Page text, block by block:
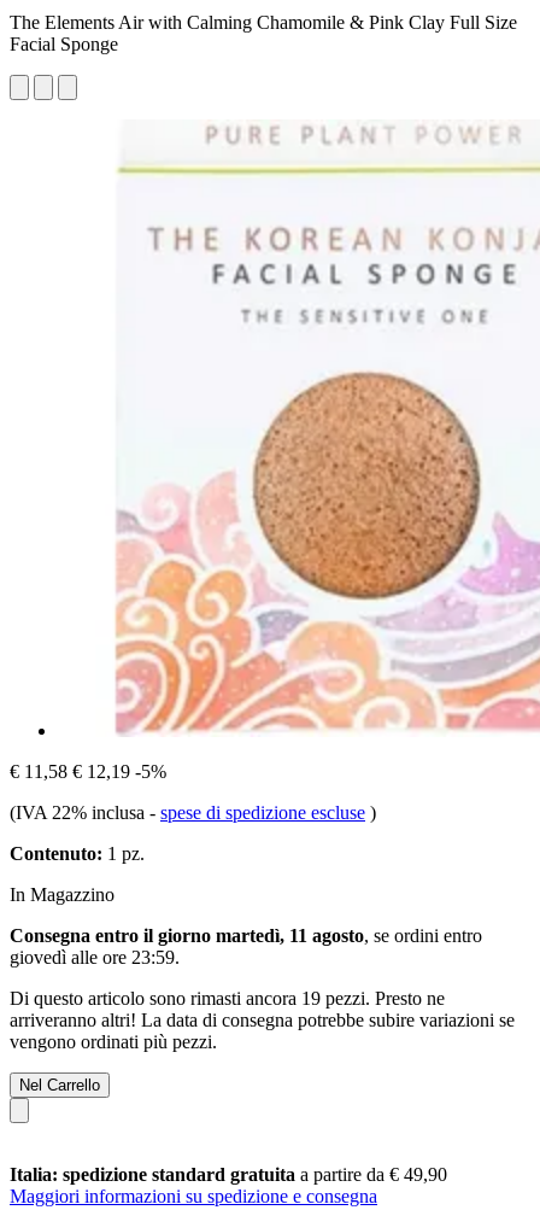
The Elements Air with Calming Chamomile & Pink Clay Full Size
Facial Sponge
€ 11,58 € 12,19 -5%
(IVA 22% inclusa - spese di spedizione escluse )
Contenuto: 1 pz.
In Magazzino
Consegna entro il giorno martedì, 11 agosto, se ordini entro
giovedì alle ore 23:59.
Di questo articolo sono rimasti ancora 19 pezzi. Presto ne
arriveranno altri! La data di consegna potrebbe subire variazioni se
vengono ordinati più pezzi.
Nel Carrello
Italia: spedizione standard gratuita a partire da € 49,90
Maggiori informazioni su spedizione e consegna